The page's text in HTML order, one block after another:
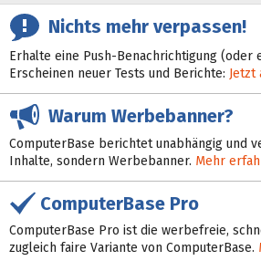
Nichts mehr verpassen!
Erhalte eine Push-Benachrichtigung (oder
Erscheinen neuer Tests und Berichte: Jetzt
Warum Werbebanner?
ComputerBase berichtet unabhängig und
Inhalte, sondern Werbebanner. Mehr
ComputerBase Pro
ComputerBase Pro ist die werbefreie,
zugleich faire Variante von ComputerBase.